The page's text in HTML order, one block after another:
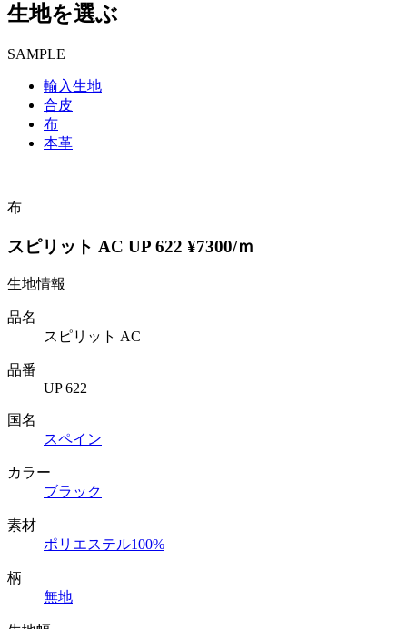
生地を選ぶ
SAMPLE
輸入生地
合皮
布
本革
布
スピリット AC UP 622 ¥7300/ｍ
生地情報
品名
スピリット AC
品番
UP 622
国名
スペイン
カラー
ブラック
素材
ポリエステル100%
柄
無地